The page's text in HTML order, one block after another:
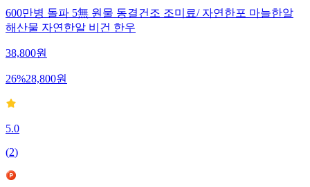
600만병 돌파 5無 원물 동결건조 조미료/ 자연한포 마늘한알
해산물 자연한알 비건 한우
38,800원
26%28,800원
5.0
(2)